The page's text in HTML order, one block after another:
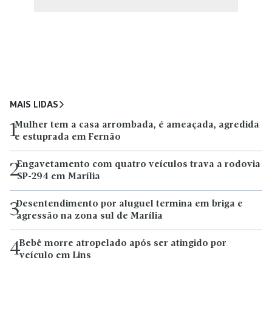
MAIS LIDAS
1Mulher tem a casa arrombada, é ameaçada, agredida
e estuprada em Fernão
2Engavetamento com quatro veículos trava a rodovia
SP-294 em Marília
3Desentendimento por aluguel termina em briga e
agressão na zona sul de Marília
4Bebê morre atropelado após ser atingido por
veículo em Lins